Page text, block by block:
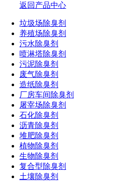
返回产品中心
垃圾场除臭剂
养殖场除臭剂
污水除臭剂
喷淋塔除臭剂
污泥除臭剂
废气除臭剂
造纸除臭剂
厂房车间除臭剂
屠宰场除臭剂
石化除臭剂
沥青除臭剂
堆肥除臭剂
植物除臭剂
生物除臭剂
复合型除臭剂
土壤除臭剂